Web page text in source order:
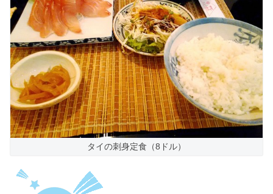
タイの刺身定食（8ドル）